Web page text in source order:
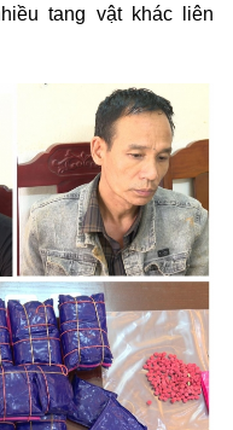
tang vật khác liên